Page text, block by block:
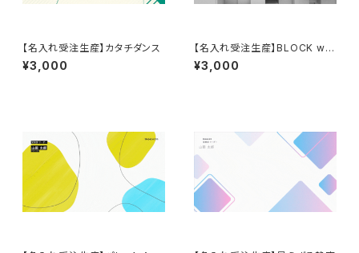
【名入れ受注生産】カタチダンス
¥3,000
【名入れ受注生産】BLOCK whi
te
¥3,000